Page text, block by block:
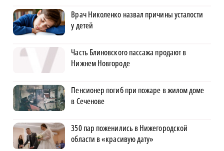
Врач Николенко назвал причины усталости
у детей
Часть Блиновского пассажа продают в
Нижнем Новгороде
Пенсионер погиб при пожаре в жилом доме
в Сеченове
350 пар поженились в Нижегородской
области в «красивую дату»